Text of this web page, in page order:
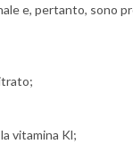
e, pertanto, sono
vitamina Kl;